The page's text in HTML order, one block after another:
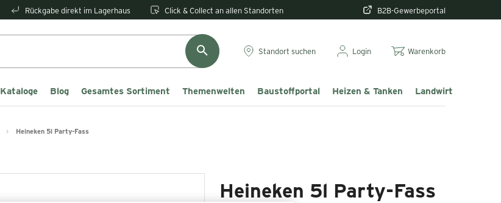
Rückgabe direkt im Lagerhaus Click & Collect an allen Standorten B2B-Gewerbeportal
Standort suchen Login Warenkorb
Kataloge Blog Gesamtes Sortiment Themenwelten Baustoffportal Heizen & Tanken Landwirtschaft &
Heineken 5l Party-Fass
Heineken 5l Party-Fass